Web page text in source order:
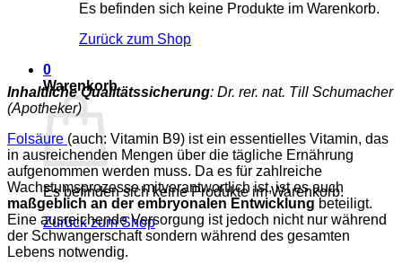
Es befinden sich keine Produkte im Warenkorb.
Zurück zum Shop
0
Warenkorb
Es befinden sich keine Produkte im Warenkorb.
Zurück zum Shop
Inhaltliche Qualitätssicherung: Dr. rer. nat. Till Schumacher
(Apotheker)
Folsäure (auch: Vitamin B9) ist ein essentielles Vitamin, das
in ausreichenden Mengen über die tägliche Ernährung
aufgenommen werden muss. Da es für zahlreiche
Wachstumsprozesse mitverantwortlich ist, ist es auch
maßgeblich an der embryonalen Entwicklung beteiligt.
Eine ausreichende Versorgung ist jedoch nicht nur während
der Schwangerschaft sondern während des gesamten
Lebens notwendig.